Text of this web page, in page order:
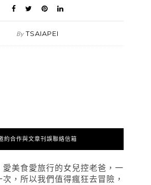
By TSAIAPEI
約合作與文章刊誤聯絡信箱
愛美食愛旅行的女兒控老爸，一
，所以我們值得瘋狂去冒險，